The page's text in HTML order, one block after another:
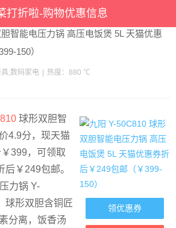
打折啦-购物优惠信息
餐具数码家电>文章详情
智能电压力锅 高压电饭煲 5L 天猫优惠
150）
,数码家电
热度：880 ℃
领优惠券
球形双胆智
4.9分，现天猫
399，可领取
后￥249包邮。
力锅 Y-
球形双胆含铜匠
分离，饭香汤